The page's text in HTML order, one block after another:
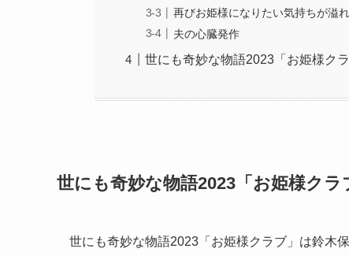
再びお姫様になりたい気持ちが溢
夫の心臓発作
世にも奇妙な物語2023「お姫様ク
世にも奇妙な物語2023「お姫様クラ
世にも奇妙な物語2023「お姫様クラブ」は鈴木